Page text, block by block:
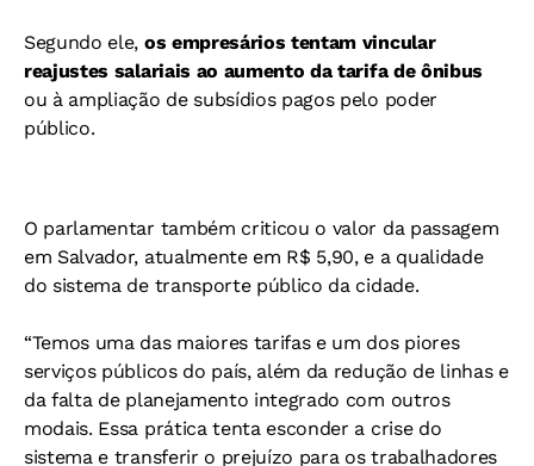
Segundo ele, os empresários tentam vincular
reajustes salariais ao aumento da tarifa de ônibus
ou à ampliação de subsídios pagos pelo poder
público.
O parlamentar também criticou o valor da passagem
em Salvador, atualmente em R$ 5,90, e a qualidade
do sistema de transporte público da cidade.
“Temos uma das maiores tarifas e um dos piores
serviços públicos do país, além da redução de linhas e
da falta de planejamento integrado com outros
modais. Essa prática tenta esconder a crise do
sistema e transferir o prejuízo para os trabalhadores